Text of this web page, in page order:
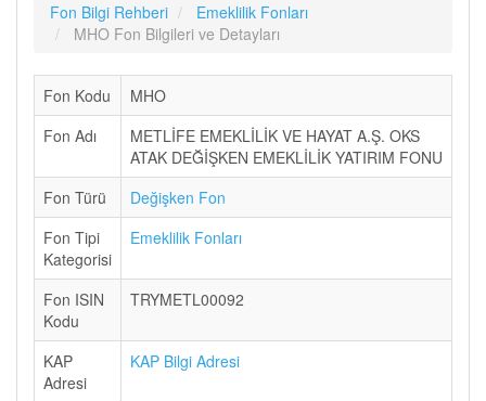
Fon Bilgi Rehberi
Emeklilik Fonları
MHO Fon Bilgileri ve Detayları
Fon Kodu
MHO
Fon Adı
METLİFE EMEKLİLİK VE HAYAT A.Ş. OKS
ATAK DEĞİŞKEN EMEKLİLİK YATIRIM FONU
Fon Türü
Değişken Fon
Fon Tipi
Kategorisi
Emeklilik Fonları
Fon ISIN
Kodu
TRYMETL00092
KAP
Adresi
KAP Bilgi Adresi